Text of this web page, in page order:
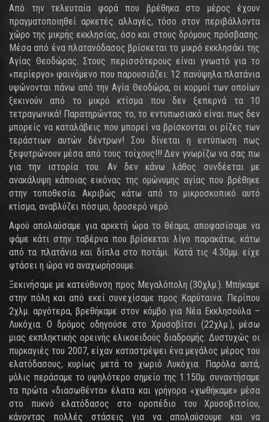
Από την τελευταία φορά που βρέθηκα στο μέρος έχουν
πραγματοποιηθεί αρκετές αλλαγές, τόσο στον περιβάλλοντα
χώρο της μικρής εκκλησίας, όσο και στους δρόμους πρόσβασης.
Μέσα από ένα πλατανόδασος βρίσκεται το μικρό εκκλησάκι της
Αγίας Θεοδώρας. Στους περισσότερους είναι γνωστό για το
«περίεργο» φαινόμενο που παρουσιάζει: 12 πανύψηλα πλατάνια
υψώνονται πάνω από την Αγία Θεοδώρα, οι κορμοί των οποίων
ξεκινούν από το μικρό κτίσμα που δεν ξεπερνά τα 10
τετραγωνικά! Παρατηρώντας το, το εντυπωσιακό είναι πως δεν
μπορείς να καταλάβεις που μπορεί να βρίσκονται οι ρίζες των
τεράστιων αυτών δέντρων! Σου δίνεται η εντύπωση πως
ξεφυτρώνουν μέσα από τους τοίχους!!! Δεν γνωρίζω να σας πω
για την ιστορία του. Αν δεν κάνω λάθος συνδέεται με
ανακάλυψη κάποιας εικόνας της ομώνυμης αγίας που βρέθηκε
στην τοποθεσία. Ακριβώς κάτω από το μικροσκοπικό αυτό
κτίσμα, αναβλύζει πόσιμο, δροσερό νερό.
Αφού απολαύσαμε για αρκετή ώρα το θέαμα, αποφασίσαμε να
φάμε κάτι στην ταβέρνα που βρίσκεται λίγο παρακάτω, κάτω
από τα πλατάνια και δίπλα στο ποτάμι. Κατά τις 4.30μμ. είχε
φτάσει η ώρα να αναχωρήσουμε.
Ξεκινήσαμε με κατεύθυνση προς Μεγαλόπολη (30χλμ.). Μπήκαμε
στην πόλη και από εκεί συνεχίσαμε προς Καρύταινα. Περίπου
2χλμ. αργότερα, βρεθήκαμε στον κόμβο για Νέα Εκκλησούλα –
Λυκόχια. Ο δρόμος οδηγούσε στο Χρυσοβίτσι (22χλμ.), μέσω
μιας εκπληκτικής ορεινής ελικοειδούς διαδρομής. Δυστυχώς οι
πυρκαγιές του 2007, είχαν καταστρέψει ένα μεγάλος μέρος του
ελατόδασους, κυρίως μετά το χωριό Λυκόχια. Παρόλα αυτά,
μόλις περάσαμε το υψηλότερο σημείο της 1.150μ. συναντήσαμε
τα πρώτα «διασωθέντα» έλατα και γρήγορα «χωθήκαμε» μέσα
στο πυκνό ελατόδασος στο οροπέδιο του Χρυσοβιτσίου,
κάνοντας πολλές στάσεις για να απολαύσουμε και να